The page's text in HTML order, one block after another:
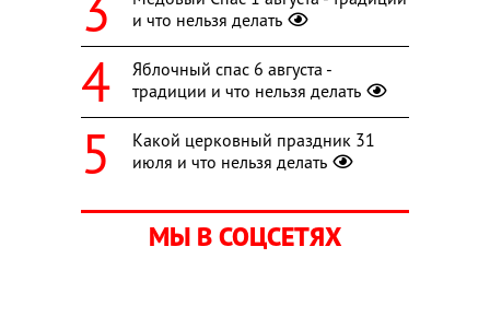
и что нельзя делать
Яблочный спас 6 августа -
традиции и что нельзя делать
Какой церковный праздник 31
июля и что нельзя делать
МЫ В СОЦСЕТЯХ